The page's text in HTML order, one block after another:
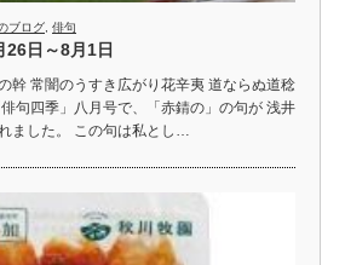
ブログ 俳句
日～8月1日
幹 常闇のうすき広がり花辛夷 道ならぬ道稔
句四季」八月号で、「赤錆の」の句が 浅井
ました。 この句は私とし…